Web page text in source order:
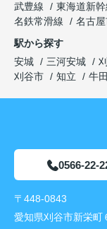
武豊線
東海道新幹
名鉄常滑線
名古
駅から探す
安城
三河安城
刈谷市
知立 牛田
0566-22-
〒448-0843
愛知県刈谷市新栄町